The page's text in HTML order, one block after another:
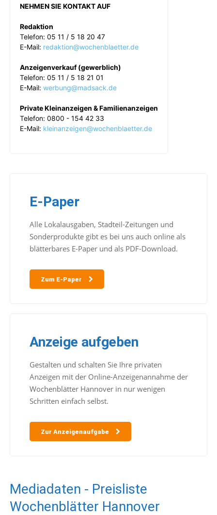
NEHMEN SIE KONTAKT AUF
Redaktion
Telefon: 05 11 / 5 18 20 47
E-Mail: redaktion@wochenblaetter.de
Anzeigenverkauf (gewerblich)
Telefon: 05 11 / 5 18 21 01
E-Mail: werbung@madsack.de
Private Kleinanzeigen & Familienanzeigen
Telefon: 0800 - 154 42 33
E-Mail: kleinanzeigen@wochenblaetter.de
E-Paper
Alle Lokalausgaben, Stadteil-Zeitungen und
Sonderprodukte gibt es bei uns auch online als
blätterbares E-Paper und als PDF-Download.
Zum E-Paper
Anzeige aufgeben
Gestalten und schalten Sie Ihre privaten
Anzeigen mit der Online-Anzeigenannahme der
Wochenblätter Hannover in nur wenigen
Schritten einfach selbst.
Zur Anzeigenaufgabe
Mediadaten - Preisliste
Wochenblätter Hannover